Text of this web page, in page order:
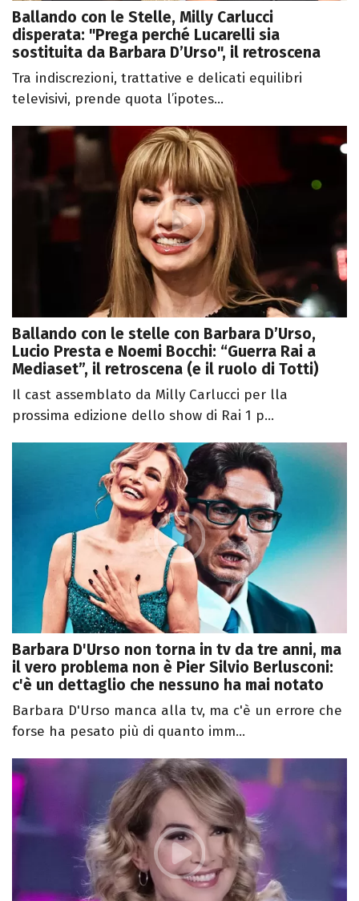
Ballando con le Stelle, Milly Carlucci
disperata: "Prega perché Lucarelli sia
sostituita da Barbara D’Urso", il retroscena
Tra indiscrezioni, trattative e delicati equilibri
televisivi, prende quota l’ipotes...
Ballando con le stelle con Barbara D’Urso,
Lucio Presta e Noemi Bocchi: “Guerra Rai a
Mediaset”, il retroscena (e il ruolo di Totti)
Il cast assemblato da Milly Carlucci per lla
prossima edizione dello show di Rai 1 p...
Barbara D'Urso non torna in tv da tre anni, ma
il vero problema non è Pier Silvio Berlusconi:
c'è un dettaglio che nessuno ha mai notato
Barbara D'Urso manca alla tv, ma c'è un errore che
forse ha pesato più di quanto imm...